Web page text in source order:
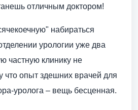
отличным доктором!
набираться
урологии уже два
частную клинику не
что опыт здешних врачей для
уролога – вещь бесценная.